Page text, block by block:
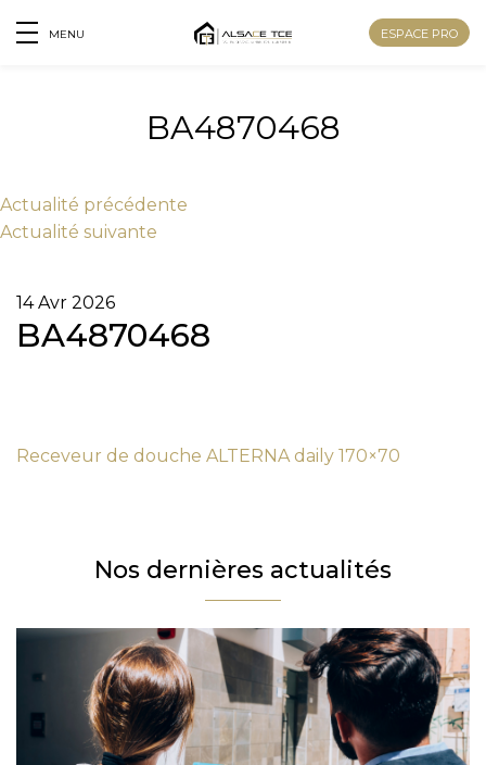
MENU ESPACE PRO
BA4870468
Actualité précédente
Actualité suivante
14 Avr 2026
BA4870468
Receveur de douche ALTERNA daily 170×70
Nos dernières actualités
En cochant cette case, j’accepte la politique de confidentialité de ce site.
Vérification